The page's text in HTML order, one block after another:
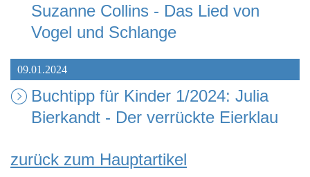
Suzanne Collins - Das Lied von
Vogel und Schlange
09.01.2024
Buchtipp für Kinder 1/2024: Julia
Bierkandt - Der verrückte Eierklau
zurück zum Hauptartikel